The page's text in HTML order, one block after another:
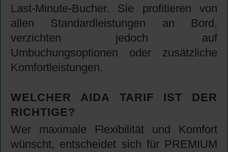
Last-Minute-Bucher. Sie profitieren von
allen Standardleistungen an Bord,
verzichten jedoch auf
Umbuchungsoptionen oder zusätzliche
Komfortleistungen.
WELCHER AIDA TARIF IST DER
RICHTIGE?
Wer maximale Flexibilität und Komfort
wünscht, entscheidet sich für PREMIUM